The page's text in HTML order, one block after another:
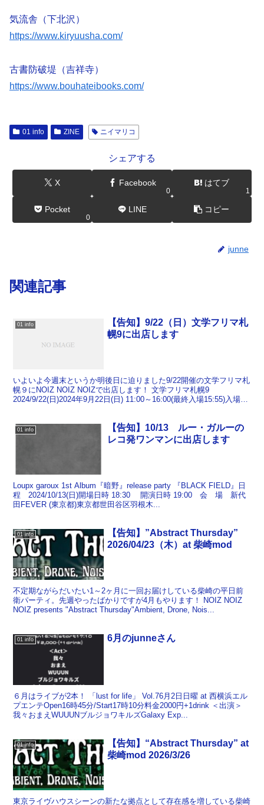
気流舎（下北沢）
https://www.kiryuusha.com/
古書防破堤（吉祥寺）
https://www.bouhateibooks.com/
01 info ZINE ニイマリコ
シェアする
X Facebook
0
はてブ
1
Pocket
0
LINE コピー
junne
関連記事
01 info
【告知】9/22（日）文学フリマ札
幌9に出店します
いよいよ今週末というか明後日に迫りました9/22開催の文学フリマ札
幌９にNOIZ NOIZ NOIZで出店します！ 文学フリマ札幌9
2024/9/22(日)2024年9月22日(日) 11:00～16:00(最終入場15:55)入場料
01 info
【告知】10/13 ルー・ガルーの
レコ発ワンマンに出店します
Loupx garoux 1st Album『暗野』release party 『BLACK FIELD』日
程 2024/10/13(日)開場日時 18:30 開演日時 19:00 会 場 新代
田FEVER (東京都)東京都世田谷区羽根木...
01 info
【告知】”Abstract Thursday”
2026/04/23（木）at 柴崎mod
不定期ながらだいたい1～2ヶ月に一回お届けしている柴崎の平日前
衛パーティ。先週やったばかりですが4月もやります！ NOIZ NOIZ
NOIZ presents "Abstract Thursday"Ambient, Drone, Nois...
01 info 6月のjunneさん
６月はライブが2本！ 「lust for life」 Vol.76月2日日曜 at 西横浜エル
プエンテOpen16時45分/Start17時10分料金2000円+1drink ＜出演＞
我々おまえWUUUNブルジョワキルズGalaxy Exp...
01 info
【告知】“Abstract Thursday” at
柴崎mod 2026/3/26
東京ライヴハウスシーンの新たな拠点として存在感を増している柴崎